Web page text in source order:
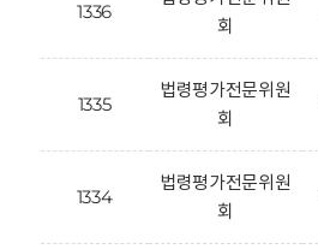
1336
회
1335
법령평가전문위원
회
1334
법령평가전문위원
회